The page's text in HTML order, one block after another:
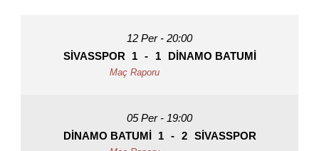
12 Per - 20:00
SIVASSPOR
1 - 1 DINAMO BATUMI
05 Per - 19:00
DINAMO BATUMI
1 - 2 SIVASSPOR